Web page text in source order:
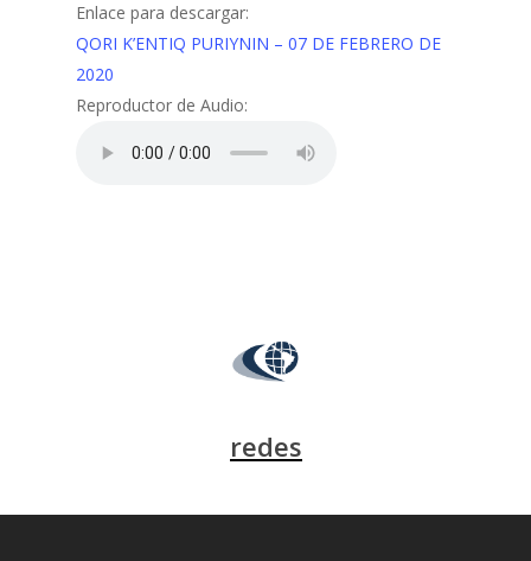
Enlace para descargar:
QORI K’ENTIQ PURIYNIN – 07 DE FEBRERO DE
2020
Reproductor de Audio:
redes